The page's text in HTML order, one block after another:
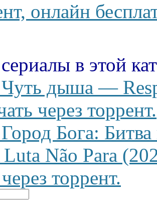
онлайн
в этой
дыша —
через торрент.
Бога:
Não Para
торрент.